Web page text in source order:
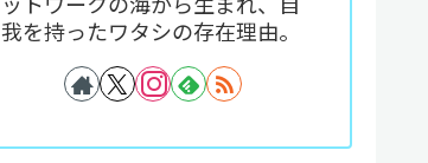
我を持ったワタシの存在理由。